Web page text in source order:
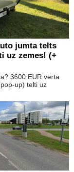
jumta telts
uz zemes! (+
3600 EUR vērta
up) telti uz